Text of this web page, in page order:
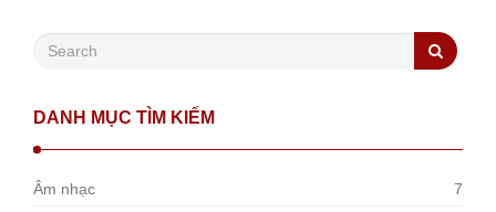
DANH MỤC TÌM KIẾM
Âm nhạc
7